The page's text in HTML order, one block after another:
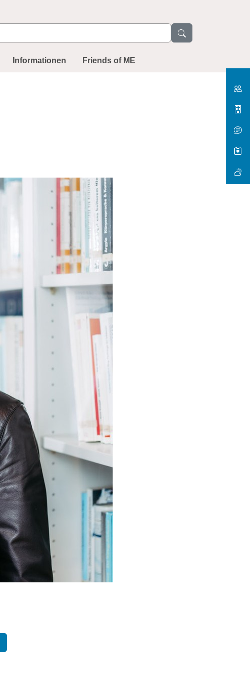
Informationen Friends of ME